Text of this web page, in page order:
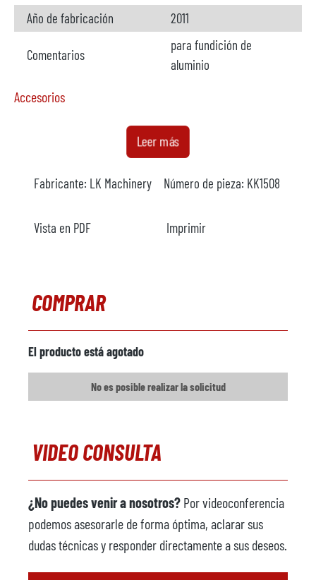
Año de fabricación
2011
Comentarios
para fundición de
aluminio
Accesorios
disponible
Modelo
KM 900
Año
2009
Cargador de metal
Fabricante
Modelo
Fabricante
Modelo
Año
Robot de fundición
no disponible
Leer más
Fabricante: LK Machinery Número de pieza: KK1508
Vista en PDF Imprimir
COMPRAR
El producto está agotado
No es posible realizar la solicitud
VIDEO CONSULTA
¿No puedes venir a nosotros? Por videoconferencia
podemos asesorarle de forma óptima, aclarar sus
dudas técnicas y responder directamente a sus deseos.